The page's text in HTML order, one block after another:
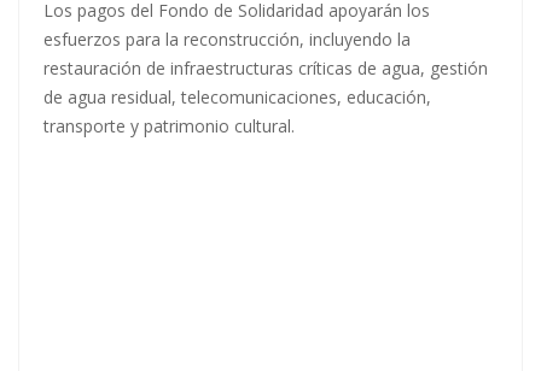
Los pagos del Fondo de Solidaridad apoyarán los
esfuerzos para la reconstrucción, incluyendo la
restauración de infraestructuras críticas de agua, gestión
de agua residual, telecomunicaciones, educación,
transporte y patrimonio cultural.